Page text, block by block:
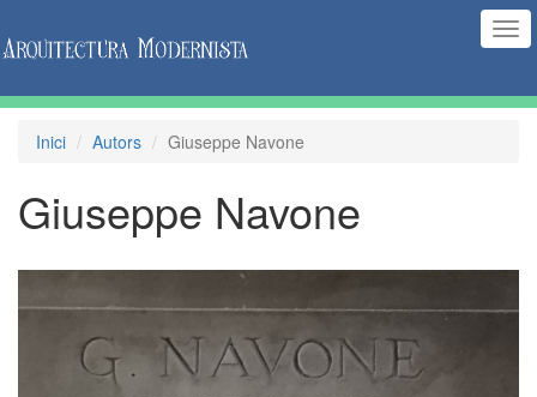
Inici Autors Giuseppe Navone
Giuseppe Navone